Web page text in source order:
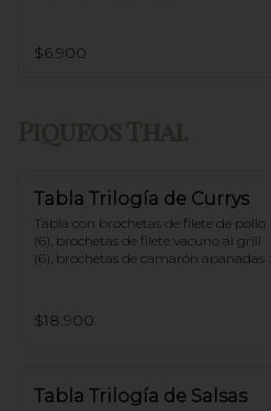
$6.900
Tabla Trilogía de Currys
Tabla con brochetas de filete de pollo
(6), brochetas de filete vacuno al grill
(6), brochetas de camarón apanadas
amarillo.
$18.900
Tabla Trilogía de Salsas